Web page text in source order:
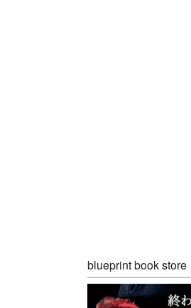
blueprint book store